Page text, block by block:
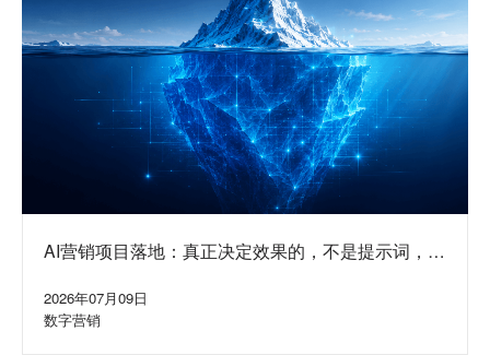
AI营销项目落地：真正决定效果的，不是提示词，而
2026年07月09日
数字营销